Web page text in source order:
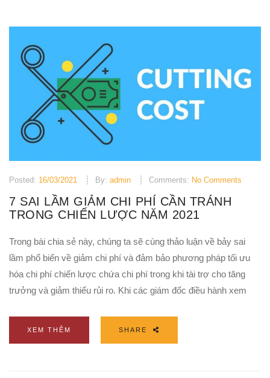
Posted: 16/03/2021 By: admin Comments: No Comments
7 SAI LẦM GIẢM CHI PHÍ CẦN TRÁNH
TRONG CHIẾN LƯỢC NĂM 2021
Trong bài chia sẻ này, chúng ta sẽ cùng thảo luận về bảy sai
lầm phổ biến về giảm chi phí và đảm bảo phương pháp tối ưu
hóa chi phí chiến lược chứa chi phí trong khi tài trợ cho tăng
trưởng và giảm thiểu rủi ro. Khi các giám đốc điều hành xem
XEM THÊM SHARE